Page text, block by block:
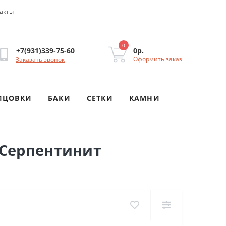
+7(931)339-75-60
Заказать звонок
0
0р.
Оформить заказ
БАКИ СЕТКИ КАМНИ